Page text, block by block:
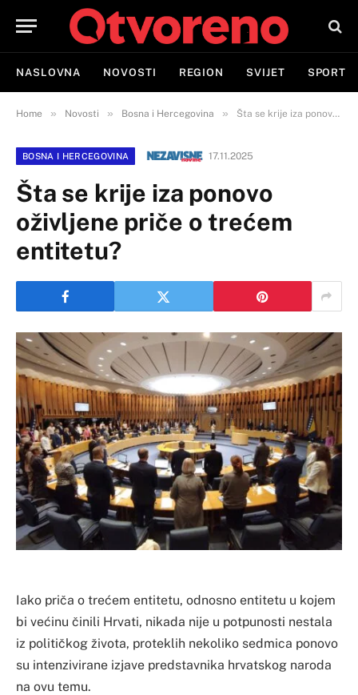
NASLOVNA NOVOSTI REGION SVIJET SPORT
Home » Novosti » Bosna i Hercegovina » Šta se krije iza ponovo oživljene priče o trećem entitetu?
BOSNA I HERCEGOVINA 17.11.2025
Šta se krije iza ponovo
oživljene priče o trećem
entitetu?
Iako priča o trećem entitetu, odnosno entitetu u kojem
bi većinu činili Hrvati, nikada nije u potpunosti nestala
iz političkog života, proteklih nekoliko sedmica ponovo
su intenzivirane izjave predstavnika hrvatskog naroda
na ovu temu.